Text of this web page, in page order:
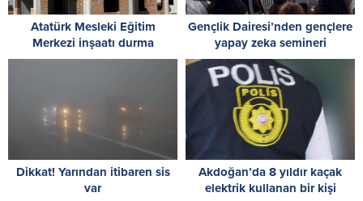
Atatürk Mesleki Eğitim
Merkezi inşaatı durma
noktasında! İskele’den acil
Gençlik Dairesi’nden gençlere
yapay zeka semineri
Dikkat! Yarından itibaren sis
var
Akdoğan’da 8 yıldır kaçak
elektrik kullanan bir kişi